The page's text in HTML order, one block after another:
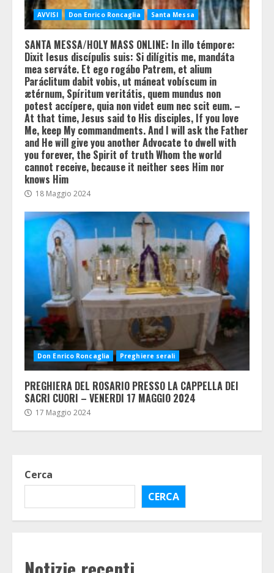
AVVISI Don Enrico Roncaglia Santa Messa
SANTA MESSA/HOLY MASS ONLINE: In illo témpore:
Dixit Iesus discípulis suis: Si dilígitis me, mandáta
mea serváte. Et ego rogábo Patrem, et alium
Paráclitum dabit vobis, ut máneat vobíscum in
ætérnum, Spíritum veritátis, quem mundus non
potest accípere, quia non videt eum nec scit eum. –
At that time, Jesus said to His disciples, If you love
Me, keep My commandments. And I will ask the Father
and He will give you another Advocate to dwell with
you forever, the Spirit of truth Whom the world
cannot receive, because it neither sees Him nor
knows Him
18 Maggio 2024
Don Enrico Roncaglia Preghiere serali
PREGHIERA DEL ROSARIO PRESSO LA CAPPELLA DEI
SACRI CUORI – VENERDI 17 MAGGIO 2024
17 Maggio 2024
Cerca
CERCA